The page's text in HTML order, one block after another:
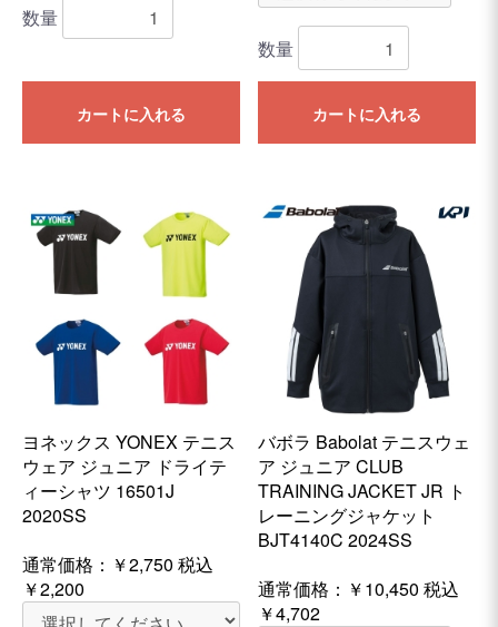
数量
カートに入れる
数量
カートに入れる
ヨネックス YONEX テニス
ウェア ジュニア ドライテ
ィーシャツ 16501J
2020SS
通常価格： ￥2,750 税込
￥2,200
バボラ Babolat テニスウェ
ア ジュニア CLUB
TRAINING JACKET JR ト
レーニングジャケット
BJT4140C 2024SS
通常価格： ￥10,450 税込
￥4,702